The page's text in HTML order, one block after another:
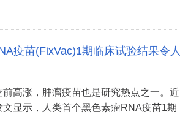
疫苗(FixVac)1期临床试验结果令人
高涨，肿瘤疫苗也是研究热点之一。近
显示，人类首个黑色素瘤RNA疫苗1期